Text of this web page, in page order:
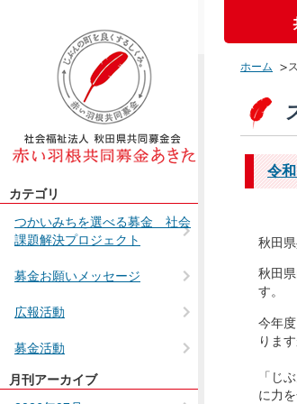
カテゴリ
つかいみちを選べる募金 社会
課題解決プロジェクト
募金お願いメッセージ
広報活動
募金活動
未分類
月刊アーカイブ
ホーム
令
秋田
秋田
す。
今年
りま
「じ
に力